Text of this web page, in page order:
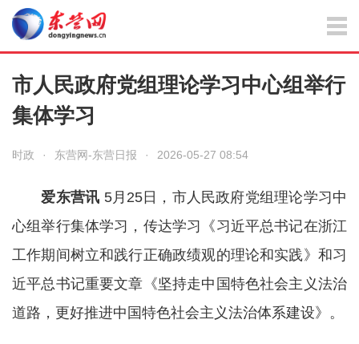
市人民政府党组理论学习中心组举行
集体学习
时政 · 东营网-东营日报 · 2026-05-27 08:54
爱东营讯 5月25日，市人民政府党组理论学习中
心组举行集体学习，传达学习《习近平总书记在浙江
工作期间树立和践行正确政绩观的理论和实践》和习
近平总书记重要文章《坚持走中国特色社会主义法治
道路，更好推进中国特色社会主义法治体系建设》。